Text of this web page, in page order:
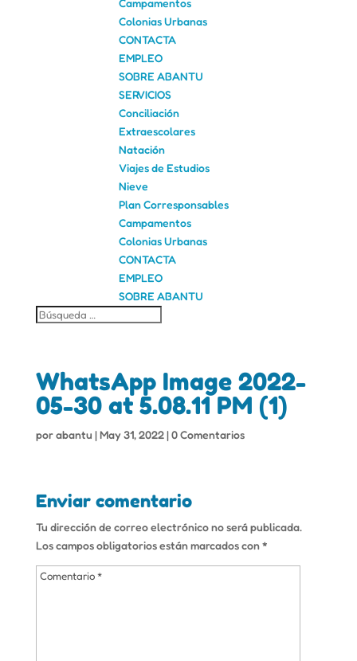
Campamentos
Colonias Urbanas
CONTACTA
EMPLEO
SOBRE ABANTU
SERVICIOS
Conciliación
Extraescolares
Natación
Viajes de Estudios
Nieve
Plan Corresponsables
Campamentos
Colonias Urbanas
CONTACTA
EMPLEO
SOBRE ABANTU
WhatsApp Image 2022-
05-30 at 5.08.11 PM (1)
porabantu |May 31, 2022|0 Comentarios
Enviar comentario
Tu dirección de correo electrónico no será publicada.
Los campos obligatorios están marcados con*